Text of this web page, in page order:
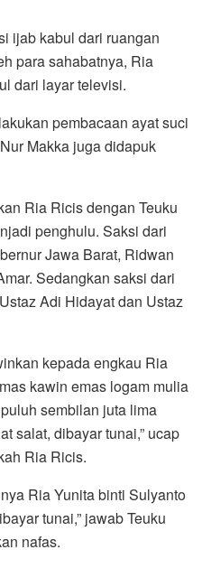
ijab kabul dari ruangan
para sahabatnya, Ria
dari layar televisi.
pembacaan ayat suci
Makka juga didapuk
Ria Ricis dengan Teuku
penghulu. Saksi dari
Jawa Barat, Ridwan
Sedangkan saksi dari
Adi Hidayat dan Ustaz
kepada engkau Ria
kawin emas logam mulia
sembilan juta lima
salat, dibayar tunai,” ucap
Ria Ricis.
Ria Yunita binti Sulyanto
tunai,” jawab Teuku
nafas.